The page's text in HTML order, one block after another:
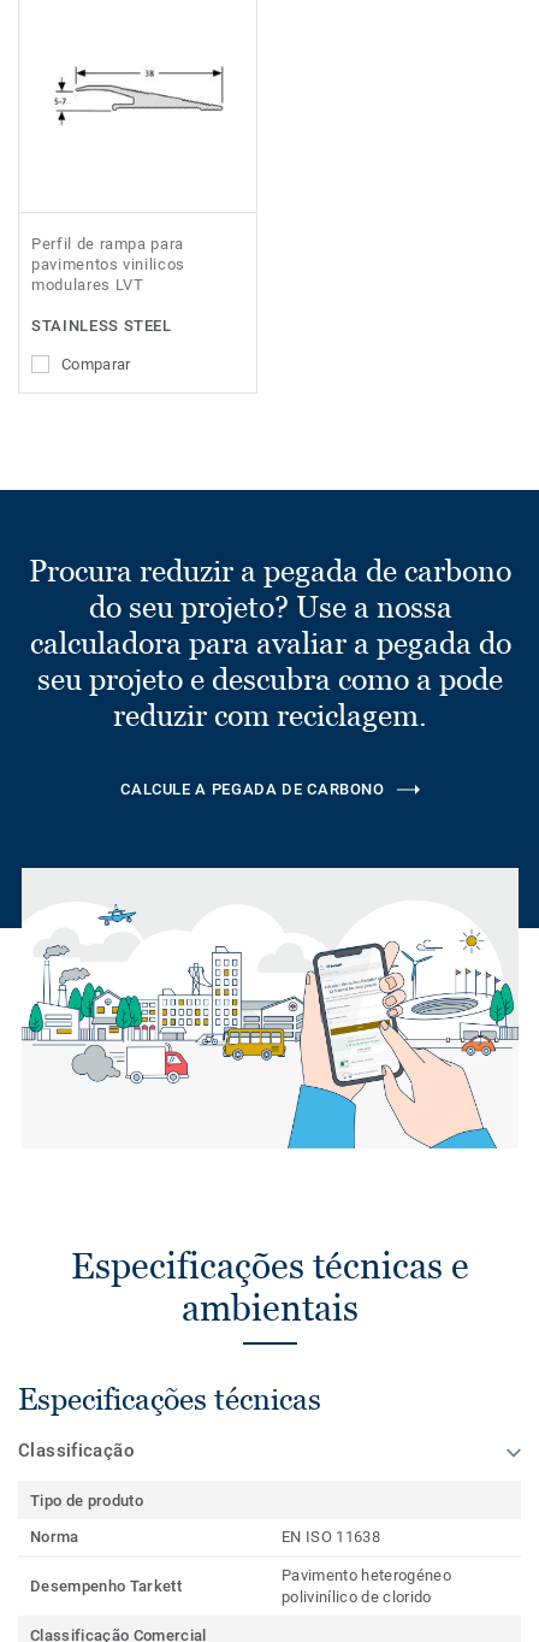
Perfil de rampa para
pavimentos vinilicos
modulares LVT
STAINLESS STEEL
Comparar
Procura reduzir a pegada de carbono
do seu projeto? Use a nossa
calculadora para avaliar a pegada do
seu projeto e descubra como a pode
reduzir com reciclagem.
CALCULE A PEGADA DE CARBONO
Especificações técnicas e
ambientais
Especificações técnicas
Classificação
Tipo de produto
Norma
EN ISO 11638
Desempenho Tarkett
Pavimento heterogéneo
polivinílico de clorido
Classificação Comercial